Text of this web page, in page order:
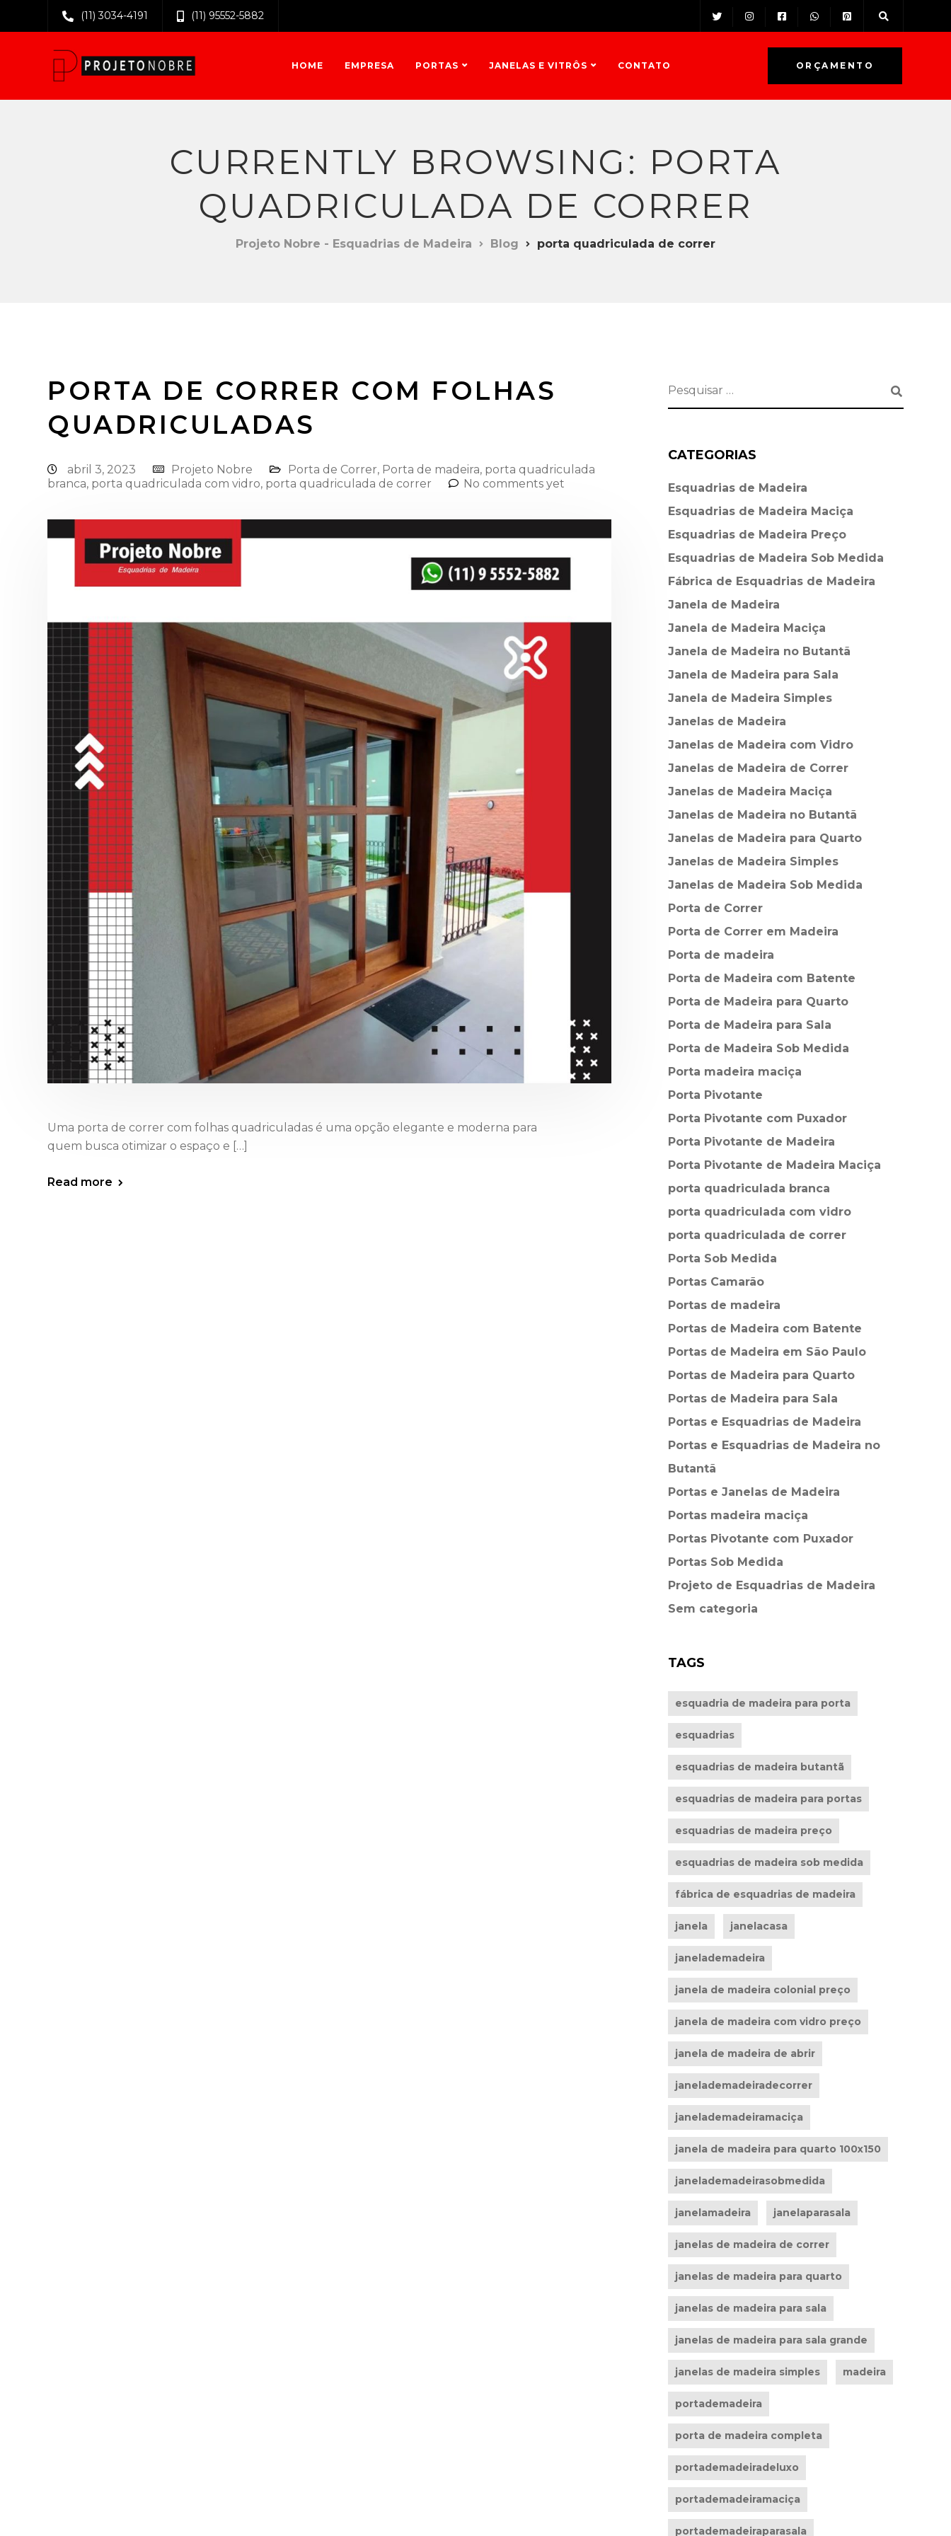
(11) 3034-4191 (11) 95552-5882
HOME EMPRESA PORTAS JANELAS E VITRÔS CONTATO ORÇAMENTO
CURRENTLY BROWSING: PORTA
QUADRICULADA DE CORRER
Projeto Nobre - Esquadrias de Madeira Blog porta quadriculada de correr
PORTA DE CORRER COM FOLHAS
QUADRICULADAS
abril 3, 2023 Projeto Nobre Porta de Correr, Porta de madeira, porta quadriculada
branca, porta quadriculada com vidro, porta quadriculada de correr No comments yet
Uma porta de correr com folhas quadriculadas é uma opção elegante e moderna para
quem busca otimizar o espaço e […]
Read more
CATEGORIAS
Esquadrias de Madeira⁠
Esquadrias de Madeira Maciça
Esquadrias de Madeira Preço
Esquadrias de Madeira Sob Medida
Fábrica de Esquadrias de Madeira
Janela de Madeira
Janela de Madeira Maciça
Janela de Madeira no Butantã
Janela de Madeira para Sala
Janela de Madeira Simples
Janelas de Madeira
Janelas de Madeira com Vidro
Janelas de Madeira de Correr
Janelas de Madeira Maciça
Janelas de Madeira no Butantã
Janelas de Madeira para Quarto
Janelas de Madeira Simples
Janelas de Madeira Sob Medida
Porta de Correr
Porta de Correr em Madeira
Porta de madeira
Porta de Madeira com Batente
Porta de Madeira para Quarto
Porta de Madeira para Sala
Porta de Madeira Sob Medida
Porta madeira maciça
Porta Pivotante
Porta Pivotante com Puxador
Porta Pivotante de Madeira
Porta Pivotante de Madeira Maciça
porta quadriculada branca
porta quadriculada com vidro
porta quadriculada de correr
Porta Sob Medida
Portas Camarão
Portas de madeira
Portas de Madeira com Batente
Portas de Madeira em São Paulo
Portas de Madeira para Quarto
Portas de Madeira para Sala
Portas e Esquadrias de Madeira
Portas e Esquadrias de Madeira no
Butantã
Portas e Janelas de Madeira
Portas madeira maciça
Portas Pivotante com Puxador
Portas Sob Medida
Projeto de Esquadrias de Madeira
Sem categoria
TAGS
esquadria de madeira para porta
esquadrias
esquadrias de madeira butantã
esquadrias de madeira para portas
esquadrias de madeira preço
esquadrias de madeira sob medida
fábrica de esquadrias de madeira
janela janelacasa
janelademadeira
janela de madeira colonial preço
janela de madeira com vidro preço
janela de madeira de abrir
janelademadeiradecorrer
janelademadeiramaciça
janela de madeira para quarto 100x150
janelademadeirasobmedida
janelamadeira janelaparasala
janelas de madeira de correr
janelas de madeira para quarto
janelas de madeira para sala
janelas de madeira para sala grande
janelas de madeira simples madeira
portademadeira
porta de madeira completa
portademadeiradeluxo
portademadeiramaciça
portademadeiraparasala